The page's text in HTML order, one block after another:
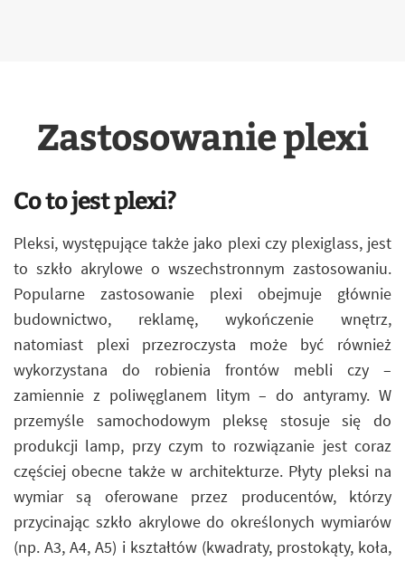
Zastosowanie plexi
Co to jest plexi?
Pleksi, występujące także jako plexi czy plexiglass, jest
to szkło akrylowe o wszechstronnym zastosowaniu.
Popularne zastosowanie plexi obejmuje głównie
budownictwo, reklamę, wykończenie wnętrz,
natomiast plexi przezroczysta może być również
wykorzystana do robienia frontów mebli czy –
zamiennie z poliwęglanem litym – do antyramy. W
przemyśle samochodowym pleksę stosuje się do
produkcji lamp, przy czym to rozwiązanie jest coraz
częściej obecne także w architekturze. Płyty pleksi na
wymiar są oferowane przez producentów, którzy
przycinając szkło akrylowe do określonych wymiarów
(np. A3, A4, A5) i kształtów (kwadraty, prostokąty, koła,